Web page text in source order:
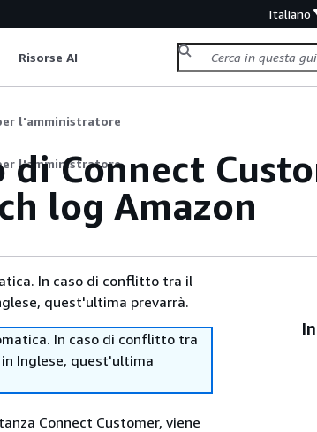
Italiano
Risorse AI
l'amministratore
l'amministratore
Connect
log Amazon
In caso di conflitto tra il
quest'ultima prevarrà.
In caso di conflitto tra
Inglese, quest'ultima
Connect Customer, viene